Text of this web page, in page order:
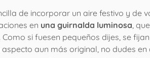
de incorporar un aire festivo y de
en una guirnalda luminosa ,
si fuesen pequeños dijes, se
aun más original, no dudes